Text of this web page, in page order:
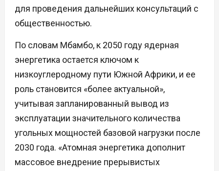
для проведения дальнейших консультаций с
общественностью.
По словам Мбамбо, к 2050 году ядерная
энергетика остается ключом к
низкоуглеродному пути Южной Африки, и ее
роль становится «более актуальной»,
учитывая запланированный вывод из
эксплуатации значительного количества
угольных мощностей базовой нагрузки после
2030 года. «Атомная энергетика дополнит
массовое внедрение прерывистых